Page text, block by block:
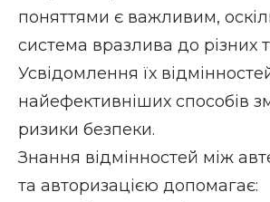
поняттями є важливим,
система вразлива до різних
Усвідомлення їх
найефективніших способів
ризики безпеки.
Знання відмінностей між
та авторизацією допомагає: